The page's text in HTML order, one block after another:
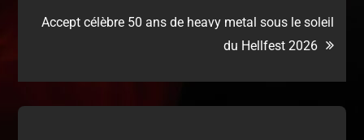
Accept célèbre 50 ans de heavy metal sous le soleil
du Hellfest 2026